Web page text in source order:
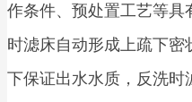
作条件、预处置工艺等
时滤床自动形成上疏下
下保证出水水质，反洗时